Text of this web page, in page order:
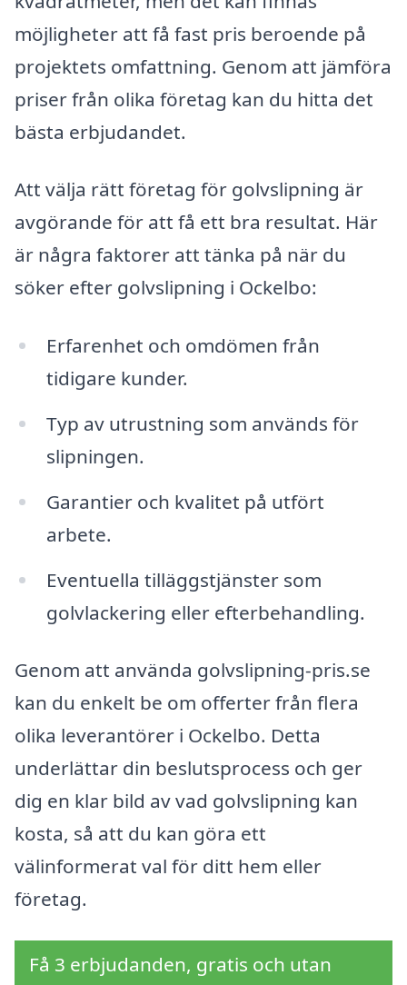
möjligheter att få fast pris beroende på
projektets omfattning. Genom att jämföra
priser från olika företag kan du hitta det
bästa erbjudandet.
Att välja rätt företag för golvslipning är
avgörande för att få ett bra resultat. Här
är några faktorer att tänka på när du
söker efter golvslipning i Ockelbo:
Erfarenhet och omdömen från
tidigare kunder.
Typ av utrustning som används för
slipningen.
Garantier och kvalitet på utfört
arbete.
Eventuella tilläggstjänster som
golvlackering eller efterbehandling.
Genom att använda golvslipning-pris.se
kan du enkelt be om offerter från flera
olika leverantörer i Ockelbo. Detta
underlättar din beslutsprocess och ger
dig en klar bild av vad golvslipning kan
kosta, så att du kan göra ett
välinformerat val för ditt hem eller
företag.
Få 3 erbjudanden, gratis och utan